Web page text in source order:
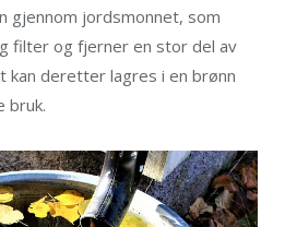
gjennom jordsmonnet, som
filter og fjerner en stor del av
kan deretter lagres i en brønn
bruk.